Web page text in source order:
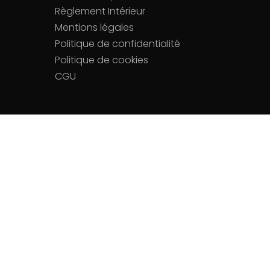
Règlement Intérieur
Mentions légales
Politique de confidentialité
Politique de cookies
CGU